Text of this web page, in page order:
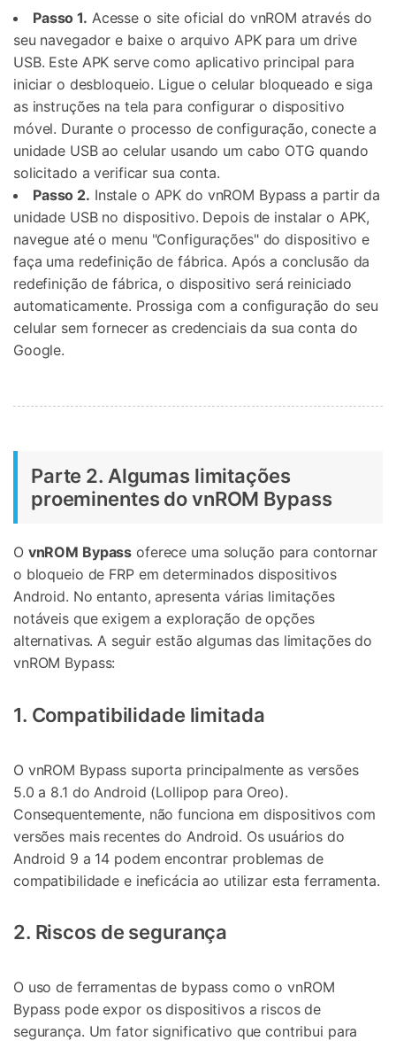
Passo 1. Acesse o site oficial do vnROM através do
seu navegador e baixe o arquivo APK para um drive
USB. Este APK serve como aplicativo principal para
iniciar o desbloqueio. Ligue o celular bloqueado e siga
as instruções na tela para configurar o dispositivo
móvel. Durante o processo de configuração, conecte a
unidade USB ao celular usando um cabo OTG quando
solicitado a verificar sua conta.
Passo 2. Instale o APK do vnROM Bypass a partir da
unidade USB no dispositivo. Depois de instalar o APK,
navegue até o menu "Configurações" do dispositivo e
faça uma redefinição de fábrica. Após a conclusão da
redefinição de fábrica, o dispositivo será reiniciado
automaticamente. Prossiga com a configuração do seu
celular sem fornecer as credenciais da sua conta do
Google.
Parte 2. Algumas limitações
proeminentes do vnROM Bypass
O vnROM Bypass oferece uma solução para contornar
o bloqueio de FRP em determinados dispositivos
Android. No entanto, apresenta várias limitações
notáveis que exigem a exploração de opções
alternativas. A seguir estão algumas das limitações do
vnROM Bypass:
1. Compatibilidade limitada
O vnROM Bypass suporta principalmente as versões
5.0 a 8.1 do Android (Lollipop para Oreo).
Consequentemente, não funciona em dispositivos com
versões mais recentes do Android. Os usuários do
Android 9 a 14 podem encontrar problemas de
compatibilidade e ineficácia ao utilizar esta ferramenta.
2. Riscos de segurança
O uso de ferramentas de bypass como o vnROM
Bypass pode expor os dispositivos a riscos de
segurança. Um fator significativo que contribui para